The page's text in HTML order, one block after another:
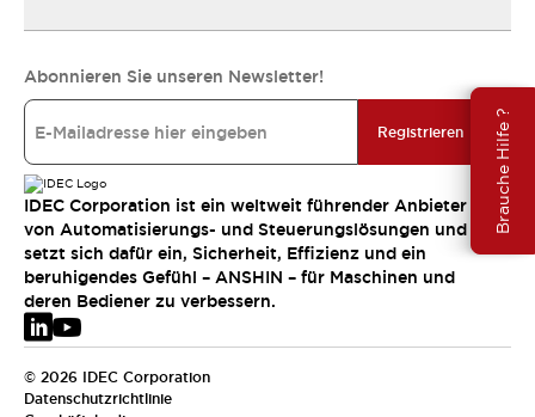
Brauche Hilfe ?
Abonnieren Sie unseren Newsletter!
Registrieren
IDEC Corporation ist ein weltweit führender Anbieter
von Automatisierungs- und Steuerungslösungen und
setzt sich dafür ein, Sicherheit, Effizienz und ein
beruhigendes Gefühl – ANSHIN – für Maschinen und
deren Bediener zu verbessern.
© 2026 IDEC Corporation
Datenschutzrichtlinie